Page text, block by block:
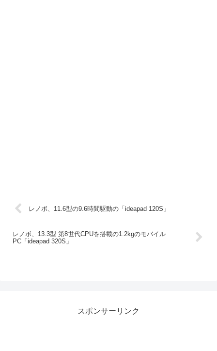
レノボ、11.6型の9.6時間駆動の「ideapad 120S」
レノボ、13.3型 第8世代CPUを搭載の1.2kgのモバイル
PC「ideapad 320S」
スポンサーリンク